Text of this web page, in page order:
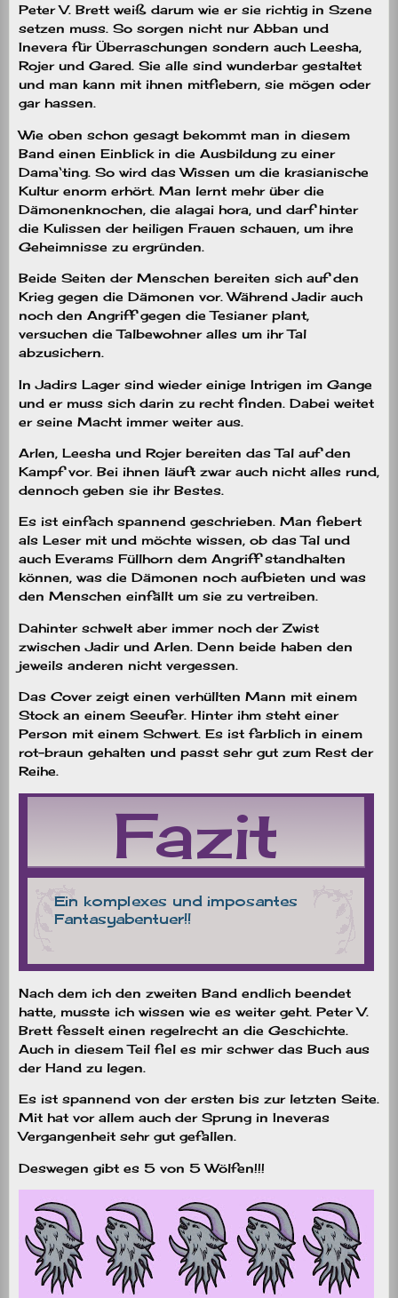
Peter V. Brett weiß darum wie er sie richtig in Szene
setzen muss. So sorgen nicht nur Abban und
Inevera für Überraschungen sondern auch Leesha,
Rojer und Gared. Sie alle sind wunderbar gestaltet
und man kann mit ihnen mitfiebern, sie mögen oder
gar hassen.
Wie oben schon gesagt bekommt man in diesem
Band einen Einblick in die Ausbildung zu einer
Dama‘ting. So wird das Wissen um die krasianische
Kultur enorm erhört. Man lernt mehr über die
Dämonenknochen, die alagai hora, und darf hinter
die Kulissen der heiligen Frauen schauen, um ihre
Geheimnisse zu ergründen.
Beide Seiten der Menschen bereiten sich auf den
Krieg gegen die Dämonen vor. Während Jadir auch
noch den Angriff gegen die Tesianer plant,
versuchen die Talbewohner alles um ihr Tal
abzusichern.
In Jadirs Lager sind wieder einige Intrigen im Gange
und er muss sich darin zu recht finden. Dabei weitet
er seine Macht immer weiter aus.
Arlen, Leesha und Rojer bereiten das Tal auf den
Kampf vor. Bei ihnen läuft zwar auch nicht alles rund,
dennoch geben sie ihr Bestes.
Es ist einfach spannend geschrieben. Man fiebert
als Leser mit und möchte wissen, ob das Tal und
auch Everams Füllhorn dem Angriff standhalten
können, was die Dämonen noch aufbieten und was
den Menschen einfällt um sie zu vertreiben.
Dahinter schwelt aber immer noch der Zwist
zwischen Jadir und Arlen. Denn beide haben den
jeweils anderen nicht vergessen.
Das Cover zeigt einen verhüllten Mann mit einem
Stock an einem Seeufer. Hinter ihm steht einer
Person mit einem Schwert. Es ist farblich in einem
rot-braun gehalten und passt sehr gut zum Rest der
Reihe.
Nach dem ich den zweiten Band endlich beendet
hatte, musste ich wissen wie es weiter geht. Peter V.
Brett fesselt einen regelrecht an die Geschichte.
Auch in diesem Teil fiel es mir schwer das Buch aus
der Hand zu legen.
Es ist spannend von der ersten bis zur letzten Seite.
Mit hat vor allem auch der Sprung in Ineveras
Vergangenheit sehr gut gefallen.
Deswegen gibt es 5 von 5 Wölfen!!!